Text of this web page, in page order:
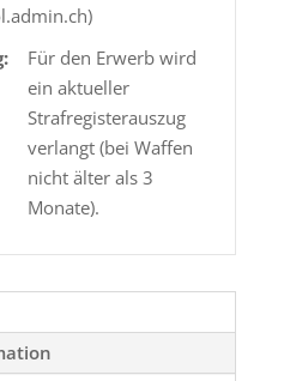
Für den Erwerb wird
ein aktueller
Strafregisterauszug
verlangt (bei Waffen
nicht älter als 3
Monate).